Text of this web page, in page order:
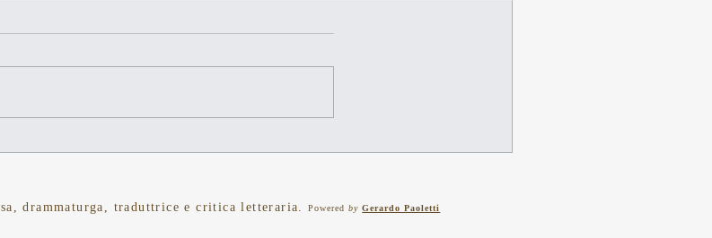
drammaturga, traduttrice e critica letteraria.Powered by Gerardo Paoletti